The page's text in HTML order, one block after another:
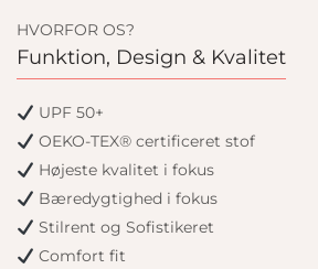
HVORFOR OS?
Funktion, Design & Kvalitet
UPF 50+
OEKO-TEX® certificeret stof
Højeste kvalitet i fokus
Bæredygtighed i fokus
Stilrent og Sofistikeret
Comfort fit